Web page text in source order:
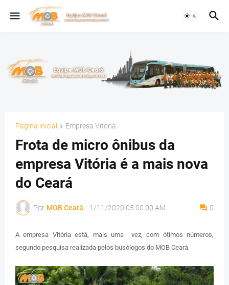
Página inicial Empresa Vitória
Frota de micro ônibus da
empresa Vitória é a mais nova
do Ceará
Por MOB Ceará - 1/11/2020 05:00:00 AM 0
A empresa Vitória está, mais uma vez, com ótimos números,
segundo pesquisa realizada pelos busólogos do MOB Ceará.